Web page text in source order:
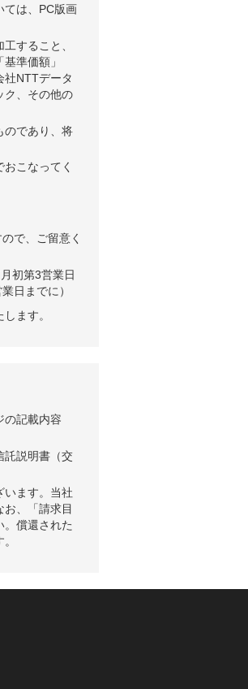
ては、PC版画
すること、
準価額」
社NTTデータ
ク、その他の
のであり、将
こなってく
で、ご留意く
初第3営業日
日までに）
ます。
の記載内容
託説明書（交
います。当社
、「請求目
償還された